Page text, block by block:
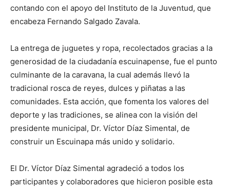
contando con el apoyo del Instituto de la Juventud, que
encabeza Fernando Salgado Zavala.
La entrega de juguetes y ropa, recolectados gracias a la
generosidad de la ciudadanía escuinapense, fue el punto
culminante de la caravana, la cual además llevó la
tradicional rosca de reyes, dulces y piñatas a las
comunidades. Esta acción, que fomenta los valores del
deporte y las tradiciones, se alinea con la visión del
presidente municipal, Dr. Víctor Díaz Simental, de
construir un Escuinapa más unido y solidario.
El Dr. Víctor Díaz Simental agradeció a todos los
participantes y colaboradores que hicieron posible esta